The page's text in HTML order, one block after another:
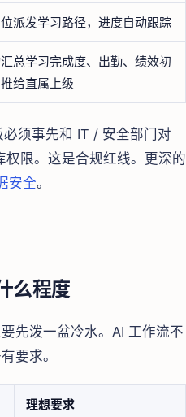
派发学习路径，进度自动跟踪
总学习完成度、出勤、绩效初
给直属上级
须事先和 IT / 安全部门对
限。这是合规红线。更深的
安全。
么程度
先泼一盆冷水。AI 工作流不
要求。
理想要求